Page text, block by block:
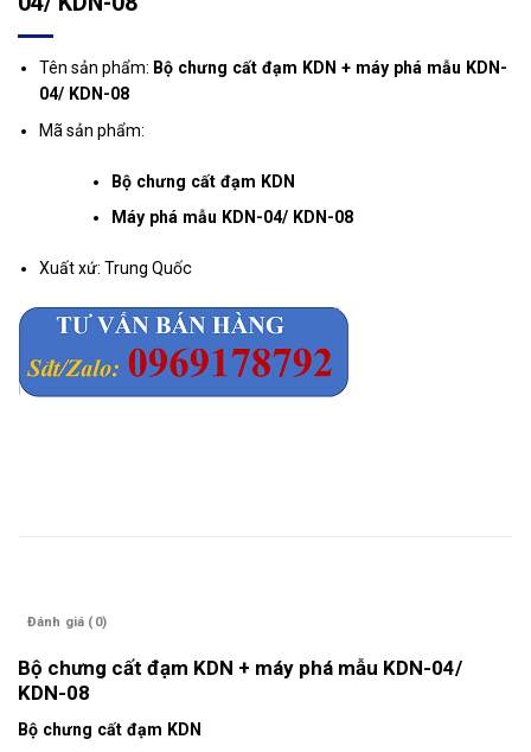
Tên sản phẩm: Bộ chưng cất đạm KDN + máy phá mẫu KDN-
04/ KDN-08
Mã sản phẩm:
Bộ chưng cất đạm KDN
Máy phá mẫu KDN-04/ KDN-08
Xuất xứ: Trung Quốc
Đánh giá (0)
Bộ chưng cất đạm KDN + máy phá mẫu KDN-04/
KDN-08
Bộ chưng cất đạm KDN